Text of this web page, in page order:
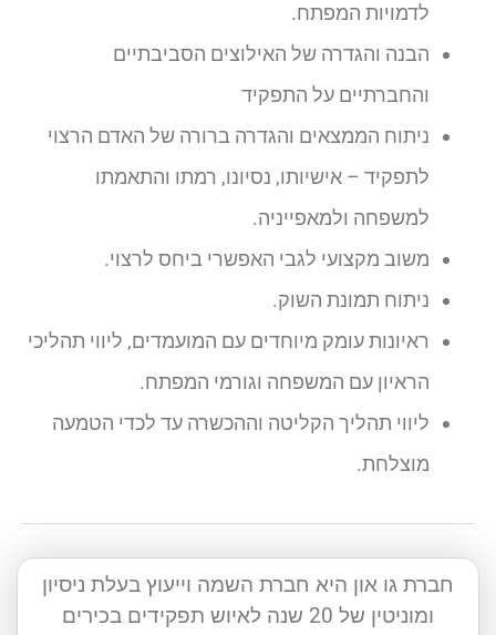
לדמויות המפתח.
הבנה והגדרה של האילוצים הסביבתיים
והחברתיים על התפקיד
ניתוח הממצאים והגדרה ברורה של האדם הרצוי
לתפקיד – אישיותו, נסיונו, רמתו והתאמתו
למשפחה ולמאפייניה.
משוב מקצועי לגבי האפשרי ביחס לרצוי.
ניתוח תמונת השוק.
ראיונות עומק מיוחדים עם המועמדים, ליווי תהליכי
הראיון עם המשפחה וגורמי המפתח.
ליווי תהליך הקליטה וההכשרה עד לכדי הטמעה
מוצלחת.
חברת גו און היא חברת השמה וייעוץ בעלת ניסיון
ומוניטין של 20 שנה לאיוש תפקידים בכירים